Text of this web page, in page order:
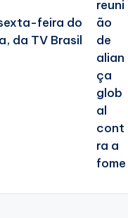
feira do
da TV Brasil